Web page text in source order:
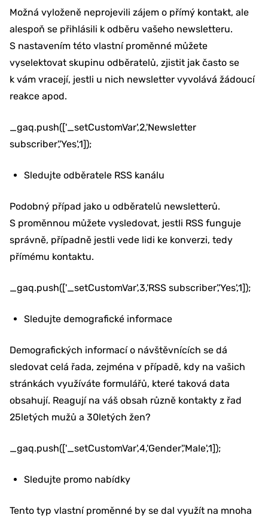
Možná vyloženě neprojevili zájem o přímý kontakt, ale
alespoň se přihlásili k odběru vašeho newsletteru.
S nastavením této vlastní proměnné můžete
vyselektovat skupinu odběratelů, zjistit jak často se
k vám vracejí, jestli u nich newsletter vyvolává žádoucí
reakce apod.
_gaq.push(['_setCustomVar',2,'Newsletter
subscriber','Yes',1]);
Sledujte odběratele RSS kanálu
Podobný případ jako u odběratelů newsletterů.
S proměnnou můžete vysledovat, jestli RSS funguje
správně, případně jestli vede lidi ke konverzi, tedy
přímému kontaktu.
_gaq.push(['_setCustomVar',3,'RSS subscriber','Yes',1]);
Sledujte demografické informace
Demografických informací o návštěvnících se dá
sledovat celá řada, zejména v případě, kdy na vašich
stránkách využíváte formulářů, které taková data
obsahují. Reagují na váš obsah různě kontakty z řad
25letých mužů a 30letých žen?
_gaq.push(['_setCustomVar',4,'Gender','Male',1]);
Sledujte promo nabídky
Tento typ vlastní proměnné by se dal využít na mnoha